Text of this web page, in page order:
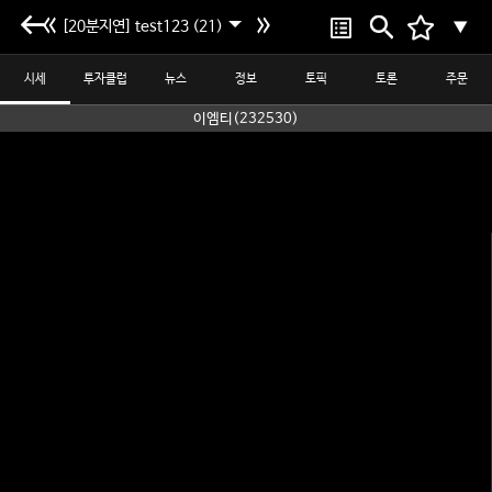
[20분지연] test123 (21) ▼
시세 투자클럽 뉴스 정보 토픽 토론 주문
이엠티(232530)